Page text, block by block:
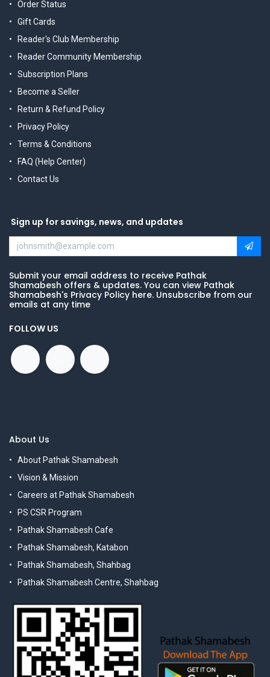
Order Status
Gift Cards
Reader's Club Membership
Reader Community Membership
Subscription Plans
Become a Seller
Return & Refund Policy
Privacy Policy
Terms & Conditions
FAQ (Help Center)
Contact Us
Sign up for savings, news, and updates
Submit your email address to receive Pathak
Shamabesh offers & updates. You can view Pathak
Shamabesh's Privacy Policy here. Unsubscribe from our
emails at any time
FOLLOW US
About Us
About Pathak Shamabesh
Vision & Mission
Careers at Pathak Shamabesh
PS CSR Program
Pathak Shamabesh Cafe
Pathak Shamabesh, Katabon
Pathak Shamabesh, Shahbag
Pathak Shamabesh Centre, Shahbag